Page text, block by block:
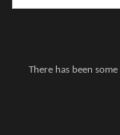
There has been